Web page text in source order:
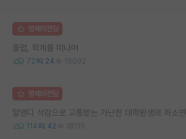
명예의전당
졸업, 학계를 떠나며
72 24 15092
명예의전당
알앤디 삭감으로 고통받는 가난한 대학원생의 하소연
114 42 18115